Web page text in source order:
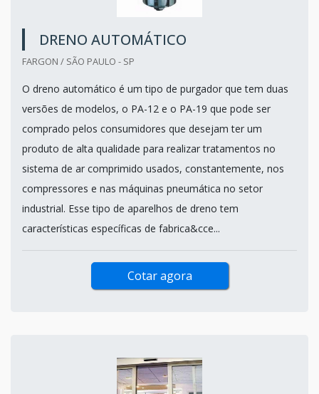
DRENO AUTOMÁTICO
FARGON / SÃO PAULO - SP
O dreno automático é um tipo de purgador que tem duas
versões de modelos, o PA-12 e o PA-19 que pode ser
comprado pelos consumidores que desejam ter um
produto de alta qualidade para realizar tratamentos no
sistema de ar comprimido usados, constantemente, nos
compressores e nas máquinas pneumática no setor
industrial. Esse tipo de aparelhos de dreno tem
características específicas de fabrica&cce...
Cotar agora